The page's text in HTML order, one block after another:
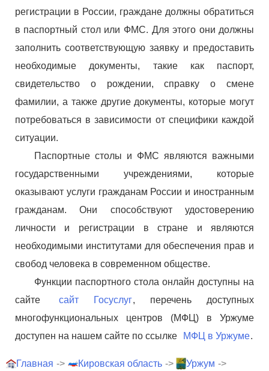
регистрации в России, граждане должны обратиться
в паспортный стол или ФМС. Для этого они должны
заполнить соответствующую заявку и предоставить
необходимые документы, такие как паспорт,
свидетельство о рождении, справку о смене
фамилии, а также другие документы, которые могут
потребоваться в зависимости от специфики каждой
ситуации.
Паспортные столы и ФМС являются важными
государственными учреждениями, которые
оказывают услуги гражданам России и иностранным
гражданам. Они способствуют удостоверению
личности и регистрации в стране и являются
необходимыми институтами для обеспечения прав и
свобод человека в современном обществе.
Функции паспортного стола онлайн доступны на
сайте
сайт Госуслуг, перечень доступных
многофункциональных центров (МФЦ) в Уржуме
доступен на нашем сайте по ссылке
МФЦ в Уржуме.
Главная -> Кировская область -> Уржум ->